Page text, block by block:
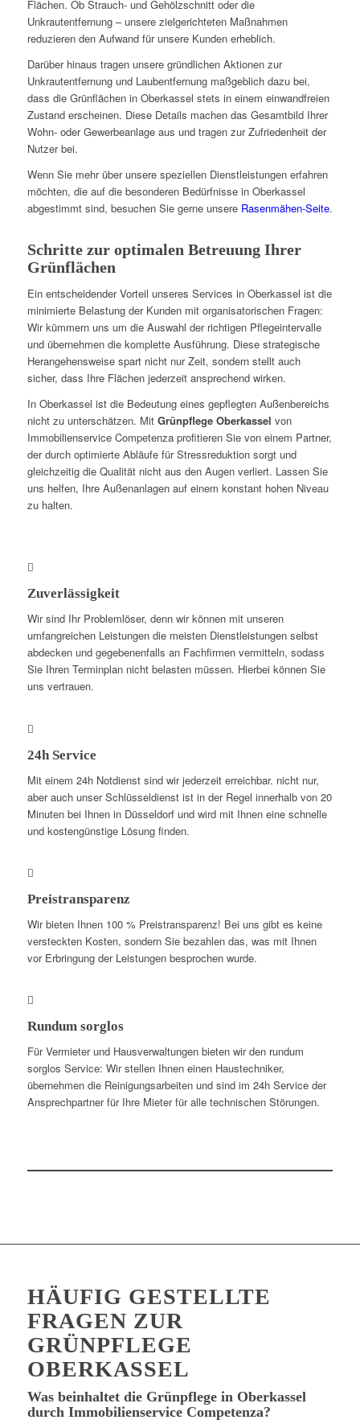
Flächen. Ob Strauch- und Gehölzschnitt oder die
Unkrautentfernung – unsere zielgerichteten Maßnahmen
reduzieren den Aufwand für unsere Kunden erheblich.
Darüber hinaus tragen unsere gründlichen Aktionen zur
Unkrautentfernung und Laubentfernung maßgeblich dazu bei,
dass die Grünflächen in Oberkassel stets in einem einwandfreien
Zustand erscheinen. Diese Details machen das Gesamtbild Ihrer
Wohn- oder Gewerbeanlage aus und tragen zur Zufriedenheit der
Nutzer bei.
Wenn Sie mehr über unsere speziellen Dienstleistungen erfahren
möchten, die auf die besonderen Bedürfnisse in Oberkassel
abgestimmt sind, besuchen Sie gerne unsere Rasenmähen-Seite.
Schritte zur optimalen Betreuung Ihrer
Grünflächen
Ein entscheidender Vorteil unseres Services in Oberkassel ist die
minimierte Belastung der Kunden mit organisatorischen Fragen:
Wir kümmern uns um die Auswahl der richtigen Pflegeintervalle
und übernehmen die komplette Ausführung. Diese strategische
Herangehensweise spart nicht nur Zeit, sondern stellt auch
sicher, dass Ihre Flächen jederzeit ansprechend wirken.
In Oberkassel ist die Bedeutung eines gepflegten Außenbereichs
nicht zu unterschätzen. Mit Grünpflege Oberkassel von
Immobilienservice Competenza profitieren Sie von einem Partner,
der durch optimierte Abläufe für Stressreduktion sorgt und
gleichzeitig die Qualität nicht aus den Augen verliert. Lassen Sie
uns helfen, Ihre Außenanlagen auf einem konstant hohen Niveau
zu halten.
Zuverlässigkeit
Wir sind Ihr Problemlöser, denn wir können mit unseren
umfangreichen Leistungen die meisten Dienstleistungen selbst
abdecken und gegebenenfalls an Fachfirmen vermitteln, sodass
Sie Ihren Terminplan nicht belasten müssen. Hierbei können Sie
uns vertrauen.
24h Service
Mit einem 24h Notdienst sind wir jederzeit erreichbar. nicht nur,
aber auch unser Schlüsseldienst ist in der Regel innerhalb von 20
Minuten bei Ihnen in Düsseldorf und wird mit Ihnen eine schnelle
und kostengünstige Lösung finden.
Preistransparenz
Wir bieten Ihnen 100 % Preistransparenz! Bei uns gibt es keine
versteckten Kosten, sondern Sie bezahlen das, was mit Ihnen
vor Erbringung der Leistungen besprochen wurde.
Rundum sorglos
Für Vermieter und Hausverwaltungen bieten wir den rundum
sorglos Service: Wir stellen Ihnen einen Haustechniker,
übernehmen die Reinigungsarbeiten und sind im 24h Service der
Ansprechpartner für Ihre Mieter für alle technischen Störungen.
HÄUFIG GESTELLTE
FRAGEN ZUR
GRÜNPFLEGE
OBERKASSEL
Was beinhaltet die Grünpflege in Oberkassel
durch Immobilienservice Competenza?